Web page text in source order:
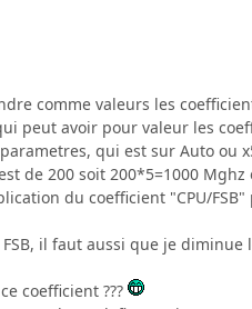
comme valeurs les
peut avoir pour valeur les
qui est sur Auto ou
de 200 soit 200*5=1000 Mghz
du coefficient "CPU/
il faut aussi que je diminue
coefficient ???